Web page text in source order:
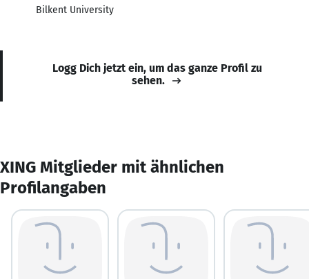
Bilkent University
Logg Dich jetzt ein, um das ganze Profil zu
sehen.
XING Mitglieder mit ähnlichen
Profilangaben